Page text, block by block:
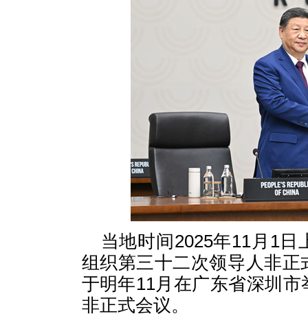
当地时间2025年11月1
组织第三十二次领导人非
于明年11月在广东省深圳
非正式会议。